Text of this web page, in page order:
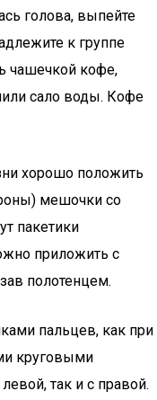
голова, выпейте
к группе
чашечкой кофе,
сало воды. Кофе
хорошо положить
мешочки со
пакетики
приложить с
полотенцем.
пальцев, как при
круговыми
так и с правой.